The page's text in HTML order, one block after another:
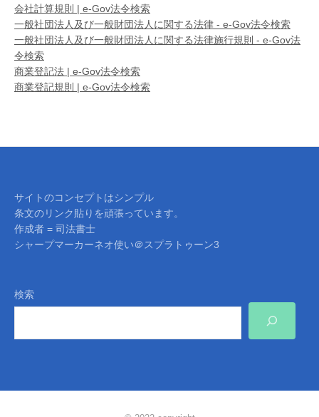
会社計算規則 | e-Gov法令検索
一般社団法人及び一般財団法人に関する法律 - e-Gov法令検索
一般社団法人及び一般財団法人に関する法律施行規則 - e-Gov法
令検索
商業登記法 | e-Gov法令検索
商業登記規則 | e-Gov法令検索
サイトのコンセプトはシンプル
条文のリンク貼りを頑張っています。
作成者 = 司法書士
シャープマーカーネオ使い＠スプラトゥーン3
検索